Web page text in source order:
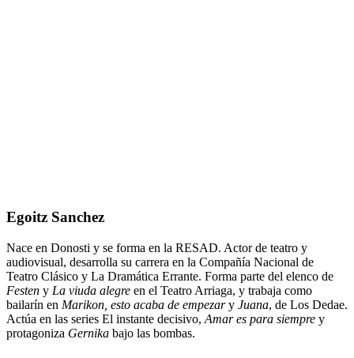
Egoitz Sanchez
Nace en Donosti y se forma en la RESAD. Actor de teatro y
audiovisual, desarrolla su carrera en la Compañía Nacional de
Teatro Clásico y La Dramática Errante. Forma parte del elenco de
Festen y La viuda alegre en el Teatro Arriaga, y trabaja como
bailarín en Marikon, esto acaba de empezary Juana, de Los Dedae.
Actúa en las series El instante decisivo, Amar es para siempre y
protagoniza Gernika bajo las bombas.